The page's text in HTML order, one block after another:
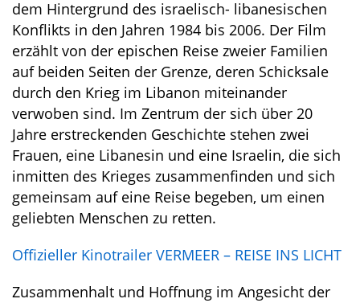
dem Hintergrund des israelisch- libanesischen
Konflikts in den Jahren 1984 bis 2006. Der Film
erzählt von der epischen Reise zweier Familien
auf beiden Seiten der Grenze, deren Schicksale
durch den Krieg im Libanon miteinander
verwoben sind. Im Zentrum der sich über 20
Jahre erstreckenden Geschichte stehen zwei
Frauen, eine Libanesin und eine Israelin, die sich
inmitten des Krieges zusammenfinden und sich
gemeinsam auf eine Reise begeben, um einen
geliebten Menschen zu retten.
Offizieller Kinotrailer VERMEER – REISE INS LICHT
Zusammenhalt und Hoffnung im Angesicht der